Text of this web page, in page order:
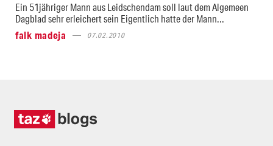
Ein 51jähriger Mann aus Leidschendam soll laut dem Algemeen
Dagblad sehr erleichert sein Eigentlich hatte der Mann...
falk madeja
07.02.2010